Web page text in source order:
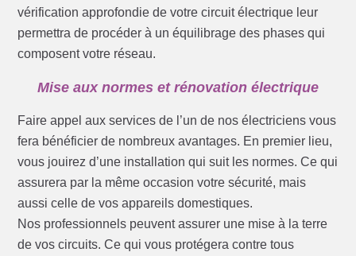
vérification approfondie de votre circuit électrique leur
permettra de procéder à un équilibrage des phases qui
composent votre réseau.
Mise aux normes et rénovation électrique
Faire appel aux services de l’un de nos électriciens vous
fera bénéficier de nombreux avantages. En premier lieu,
vous jouirez d’une installation qui suit les normes. Ce qui
assurera par la même occasion votre sécurité, mais
aussi celle de vos appareils domestiques.
Nos professionnels peuvent assurer une mise à la terre
de vos circuits. Ce qui vous protégera contre tous